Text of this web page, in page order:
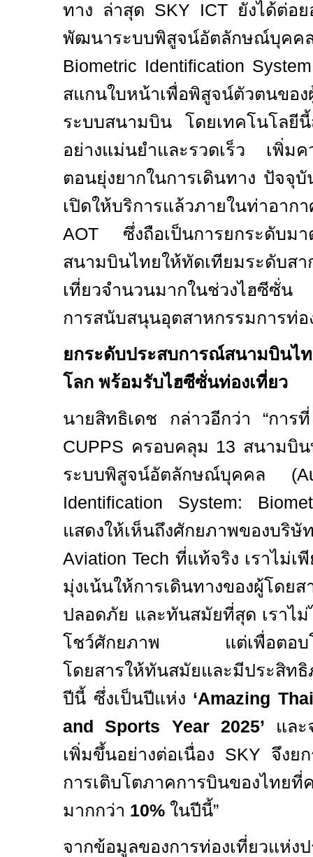
ทาง ล่าสุด SKY ICT ยังได้ต่อ
พัฒนาระบบพิสูจน์อัตลัก
Biometric Identification
สแกนใบหน้าเพื่อพิสูจน์ตัวตนของ
ระบบสนามบิน โดยเทคโนโลยี
อย่างแม่นยำและรวดเร็ว เพิ่ม
ตอนยุ่งยากในการเดินทาง ปัจจุ
เปิดให้บริการแล้วภายในท่าอา
AOT ซึ่งถือเป็นการยกระดับม
สนามบินไทยให้ทัดเทียมระดับส
เที่ยวจำนวนมากในช่วงไฮซีซั่
การสนับสนุนอุตสาหกรรมการท่อ
ยกระดับประสบการณ์สนามบิน
โลก พร้อมรับไฮซีซั่นท่องเที่ยว
นายสิทธิเดช กล่าวอีกว่า
“การ
CUPPS ครอบคลุม 13 สนามบิน
ระบบพิสูจน์อัตลักษณ์บุคคล (
Identification System:
แสดงให้เห็นถึงศักยภาพของบริษั
Aviation Tech ที่แท้จริง เราไม่เ
มุ่งเน้นให้การเดินทางของผู้โดยส
ปลอดภัย และทันสมัยที่สุด เราไ
โชว์ศักยภาพ แต่เพื่อตอบโจ
โดยสารให้ทันสมัยและมีประสิท
ปีนี้ ซึ่งเป็นปีแห่ง ‘Amazing
and Sports Year 2025’
และ
เพิ่มขึ้นอย่างต่อเนื่อง SKY จึงย
การเติบโตภาคการบินของไทยที่
มากกว่า 10% ในปีนี้”
จากข้อมูลของการท่องเที่ยวแห่